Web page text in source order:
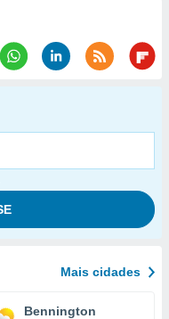
Mais cidades
Bennington